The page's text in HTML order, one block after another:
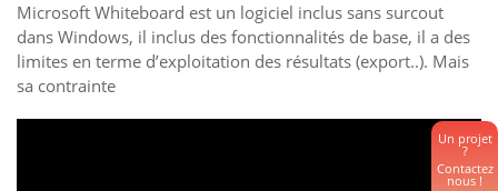
Un projet
?
Contactez
nous !
Microsoft Whiteboard est un logiciel inclus sans surcout
dans Windows, il inclus des fonctionnalités de base, il a des
limites en terme d’exploitation des résultats (export..). Mais
sa contrainte